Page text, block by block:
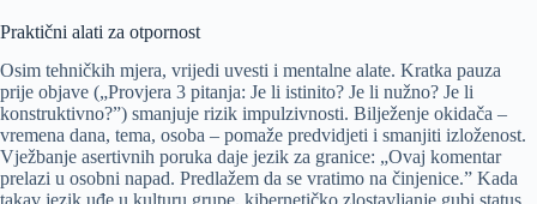
Praktični alati za otpornost
Osim tehničkih mjera, vrijedi uvesti i mentalne alate. Kratka pauza
prije objave („Provjera 3 pitanja: Je li istinito? Je li nužno? Je li
konstruktivno?”) smanjuje rizik impulzivnosti. Bilježenje okidača –
vremena dana, tema, osoba – pomaže predvidjeti i smanjiti izloženost.
Vježbanje asertivnih poruka daje jezik za granice: „Ovaj komentar
prelazi u osobni napad. Predlažem da se vratimo na činjenice.” Kada